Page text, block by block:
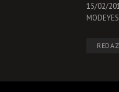
15/02/